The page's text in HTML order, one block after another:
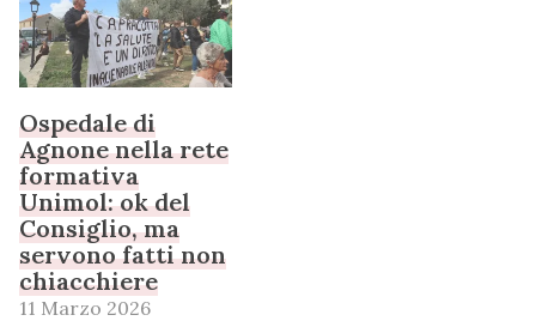
Ospedale di
Agnone nella rete
formativa
Unimol: ok del
Consiglio, ma
servono fatti non
chiacchiere
11 Marzo 2026